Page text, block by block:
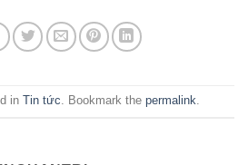
in Tin tức. Bookmark the permalink.